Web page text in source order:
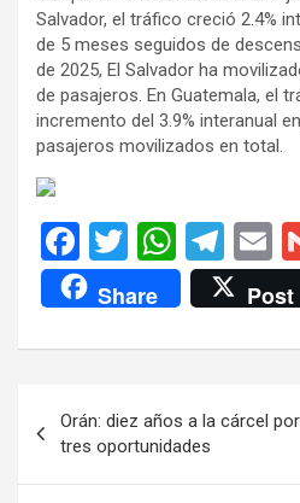
Salvador, el tráfico creció 2.4%
de 5 meses seguidos de
de 2025, El Salvador ha
de pasajeros. En Guatemala, el
incremento del 3.9% interanual
pasajeros movilizados en total.
F
a
ce
b
o
k
T
wi
tt
er
W
h
at
s
p
p
T
el
e
gr
m
E
Share Post
de
entradas
Orán: diez años a la cárcel
tres oportunidades